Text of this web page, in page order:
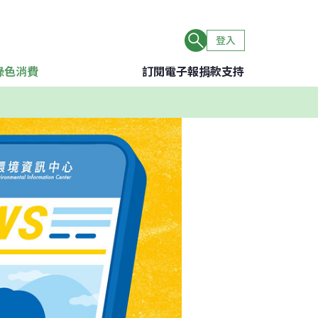
登入
色消費 訂閱電子報捐款支持